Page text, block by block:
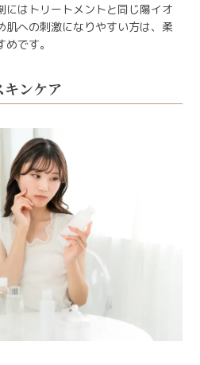
にはトリートメントと同じ陽イオ
肌への刺激になりやすい方は、柔
です。
ンケア